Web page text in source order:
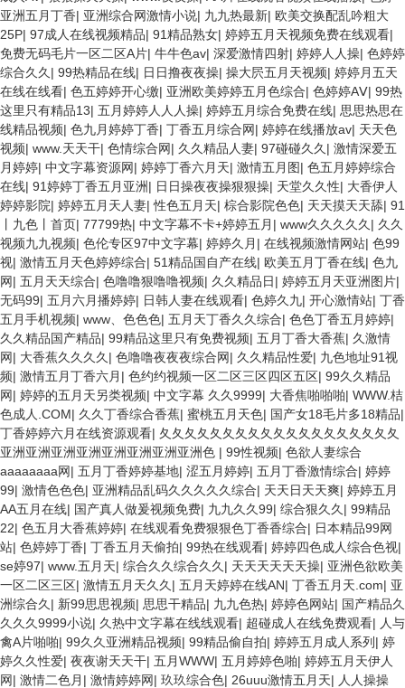
亚洲五月丁香| 亚洲综合网激情小说| 九九热最新| 欧美交换配乱吟粗大
25P| 97成人在线视频精品| 91精品熟女| 婷婷五月天视频免费在线观看|
免费无码毛片一区二区A片| 牛牛色av| 深爱激情四射| 婷婷人人操| 色婷婷
综合久久 | 99热精品在线| 日日撸夜夜操| 操大屄五月天视频| 婷婷月五天
在线在线看| 色五婷婷开心缴| 亚洲欧美婷婷五月色综合| 色婷婷AⅤ| 99热
这里只有精品13| 五月婷婷人人人操| 婷婷五月综合免费在线| 思思热思在
线精品视频| 色九月婷婷丁香| 丁香五月综合网| 婷婷在线播放av| 天天色
视频| www.天天干| 色情综合网| 久久精品人妻| 97碰碰久久 | 激情深爱五
月婷婷| 中文字幕资源网| 婷婷丁香六月天| 激情五月图| 色五月婷婷综合
在线| 91婷婷丁香五月亚洲| 日日操夜夜操狠狠操| 天堂久久性| 大香伊人
婷婷影院| 婷婷五月天人妻|性色五月天| 棕合影院色色| 天天摸天天舔| 91
丨九色丨首页| 77799热| 中文字幕不卡+婷婷五月 | www久久久久久 | 久久
视频九九视频| 色伦专区97中文字幕| 婷婷久月 | 在线视频激情网站| 色99
视| 激情五月天色婷婷综合| 51精品国自产在线| 欧美五月丁香在线| 色九
网| 五月天天综合| 色噜噜狠噜噜视频| 久久精品日| 婷婷五月天亚洲图片|
无码99| 五月六月播婷婷| 日韩人妻在线观看| 色婷久九| 开心激情站| 丁香
五月手机视频| www、色色色| 五月天丁香久久综合| 色色丁香五月婷婷|
久久精品国产精品| 99精品这里只有免费视频| 五月丁香大香蕉| 久激情
网| 大香蕉久久久久 | 色噜噜夜夜夜综合网| 久久精品性爱| 九色地址91视
频| 激情五月丁香六月 | 色约约视频一区二区三区四区五区| 99久久精品
网| 婷婷的五月天另类视频| 中文字幕 久久9999| 大香焦啪啪啪| WWW.桔
色成人.COM| 久久丁香综合香蕉| 蜜桃五月天色| 国产女18毛片多18精品|
丁香婷婷六月在线资源观看| 夂夂夂夂夂夂夂夂夂夂夂夂夂夂夂夂夂夂夂
亚洲亚洲亚洲亚洲亚洲亚洲亚洲亚洲色 | 99性视频| 色欲人妻综合
aaaaaaaa网| 五月丁香婷婷基地| 涩五月婷婷| 五月丁香激情综合| 婷婷
99| 激情色色色| 亚洲精品乱码久久久久久综合| 天天日天天爽| 婷婷五月
AA五月在线| 国产真人做爰视频免费| 九九久久99| 综合狠久久 | 99精品
22| 色五月大香蕉婷婷| 在线观看免费狠狠色丁香香综合| 日本精品99网
站| 色婷婷丁香| 丁香五月天偷拍| 99热在线观看| 婷婷四色成人综合色视|
se婷97| www.五月天| 综合久久综合久久 | 天天天天天天操| 亚洲色欲欧美
一区二区三区| 激情五月天久久 | 五月天婷婷在线AN| 丁香五月天.com| 亚
洲综合久 | 新99思思视频| 思思干精品| 九九色热| 婷婷色网站| 国产精品久
久久久9999小说| 久热中文字幕在线线观看| 超碰成人在线免费观看| 人与
禽A片啪啪| 99久久亚洲精品视频| 99精品偷自拍| 婷婷五月成人系列| 婷
婷久久性爱| 夜夜谢天天干| 五月WWW| 五月婷婷色啪| 婷婷五月天伊人
网| 激情二色月 | 激情婷婷网| 玖玖综合色| 26uuu激情五月天| 人人操操